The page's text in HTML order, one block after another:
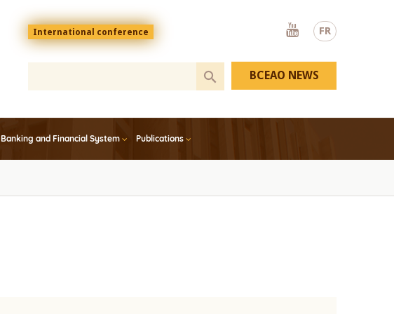
FR
Menu
top
En
International conference
Youtube
Banking and Financial System Publications
BCEAO NEWS